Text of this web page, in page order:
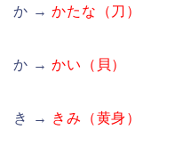
か →かたな（刀）
か →かい（貝）
き → きみ（黄身）